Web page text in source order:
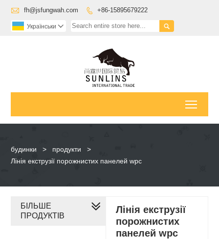
 fh@jsfungwah.com  +86-15895679222

Українськи 
будинки > продукти
>
Лінія екструзії порожнистих панелей wpc
Лінія екструзії
порожнистих
панелей wpc
БІЛЬШЕ
ПРОДУКТІВ